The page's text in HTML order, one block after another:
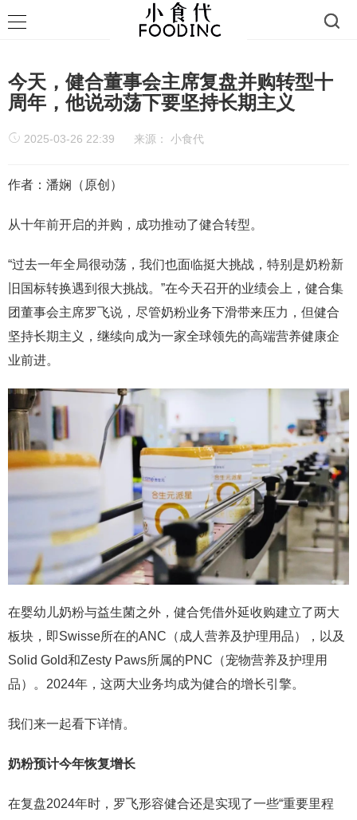
今天，健合董事会主席复盘并购转型十
周年，他说动荡下要坚持长期主义
2025-03-26 22:39 来源： 小食代
作者：潘娴（原创）
从十年前开启的并购，成功推动了健合转型。
“过去一年全局很动荡，我们也面临挺大挑战，特别是奶粉新
旧国标转换遇到很大挑战。”在今天召开的业绩会上，健合集
团董事会主席罗飞说，尽管奶粉业务下滑带来压力，但健合
坚持长期主义，继续向成为一家全球领先的高端营养健康企
业前进。
在婴幼儿奶粉与益生菌之外，健合凭借外延收购建立了两大
板块，即Swisse所在的ANC（成人营养及护理用品），以及
Solid Gold和Zesty Paws所属的PNC（宠物营养及护理用
品）。2024年，这两大业务均成为健合的增长引擎。
我们来一起看下详情。
奶粉预计今年恢复增长
在复盘2024年时，罗飞形容健合还是实现了一些“重要里程